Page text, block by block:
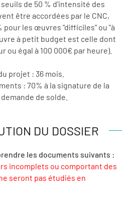
de 50 % d'intensité des
être accordées par le CNC,
pour les œuvres "difficiles" ou "à
à petit budget est celle dont
ou égal à 100 000€ par heure).
projet : 36 mois.
: 70% à la signature de la
de solde.
DU DOSSIER
les documents suivants :
incomplets ou comportant des
seront pas étudiés en